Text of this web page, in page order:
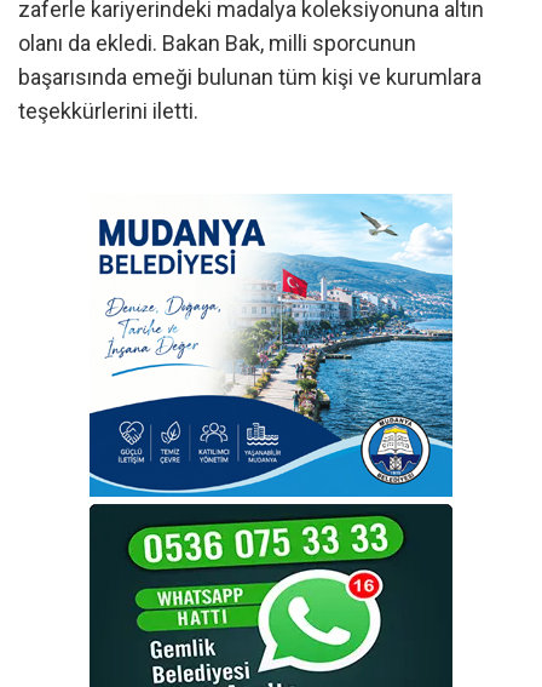
zaferle kariyerindeki madalya koleksiyonuna altın
olanı da ekledi. Bakan Bak, milli sporcunun
başarısında emeği bulunan tüm kişi ve kurumlara
teşekkürlerini iletti.